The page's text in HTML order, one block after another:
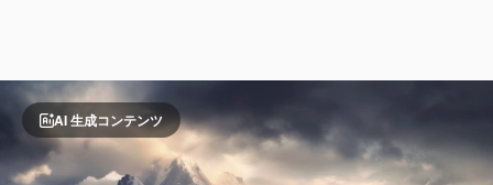
AI 生成コンテンツ